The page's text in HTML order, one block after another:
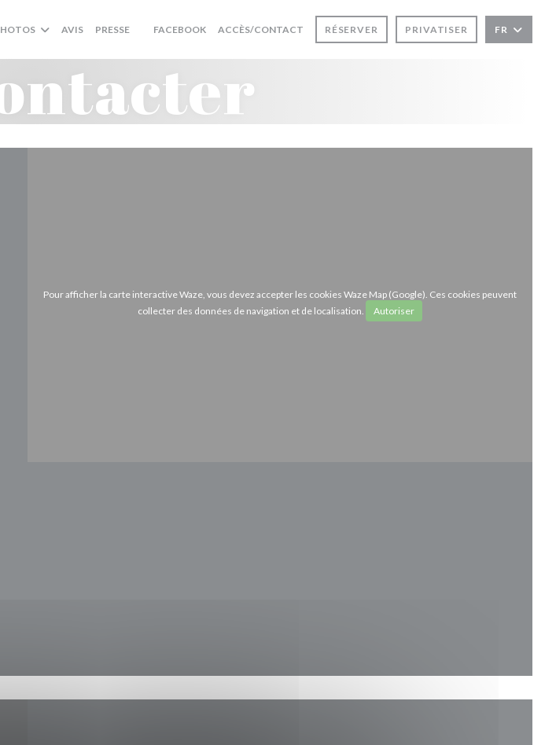
AVIS PRESSE
((OUVRE UNE NOUVELLE FENÊTRE))
FACEBOOK((OUVRE UNE NOUVELLE FENÊTRE))
ACCÈS/CONTACT RÉSERVER PRIVATISER FR
Pour afficher la carte interactive Waze, vous devez accepter les cookies Waze Map (Google). Ces cookies peuvent
collecter des données de navigation et de localisation.
Autoriser